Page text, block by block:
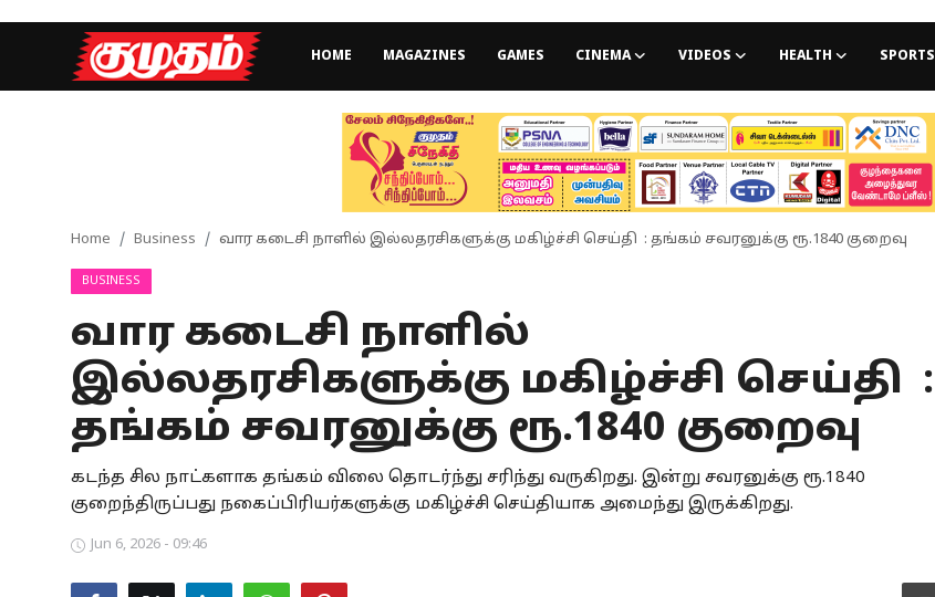
HOME MAGAZINES GAMES CINEMA VIDEOS HEALTH SPORTS
Games
Special Story
Home Business வார கடைசி நாளில் இல்லதரசிகளுக்கு மகிழ்ச்சி செய்தி : தங்கம் சவரனுக்கு ரூ.1840 குறைவு
BUSINESS
வார கடைசி நாளில்
இல்லதரசிகளுக்கு மகிழ்ச்சி செய்தி :
தங்கம் சவரனுக்கு ரூ.1840 குறைவு
கடந்த சில நாட்களாக தங்கம் விலை தொடர்ந்து சரிந்து வருகிறது. இன்று சவரனுக்கு ரூ.1840
குறைந்திருப்பது நகைப்பிரியர்களுக்கு மகிழ்ச்சி செய்தியாக அமைந்து இருக்கிறது.
Jun 6, 2026 - 09:46